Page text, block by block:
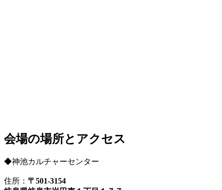
会場の場所とアクセス
◆神池カルチャーセンター
住所： 〒501-3154